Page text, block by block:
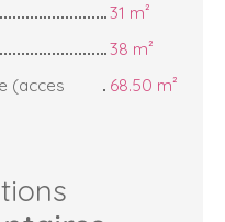
31 m²
38 m²
(acces
68.50 m²